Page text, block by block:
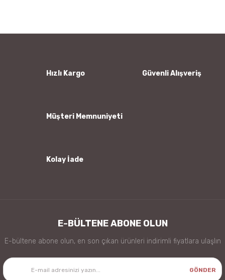
Ürün bilgilerinde hatalar bulunuyor.
Hızlı Kargo Güvenli Alışveriş
Müşteri Memnuniyeti
Kolay İade
E-BÜLTENE ABONE OLUN
E-bültene abone olun, en son çıkan ürünleri indirimli fiyatlara ulaşlın
GÖNDER